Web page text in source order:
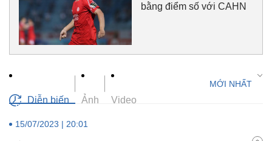
bằng điểm số với CAHN
Diễn biến Ảnh Video
15/07/2023 | 20:01